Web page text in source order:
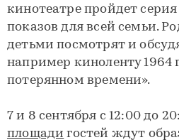
кинотеатре пройдет
показов для всей семьи.
детьми посмотрят и
например киноленту 1964
потерянном времени».
7 и 8 сентября с 12:00 до
площади гостей ждут